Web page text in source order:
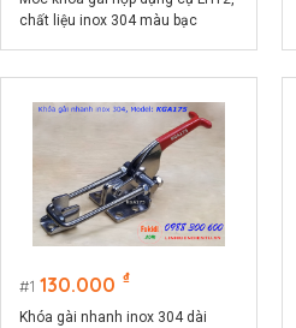
chất liệu inox 304 màu bạc
1 130.000 ₫
Khóa gài nhanh inox 304 dài